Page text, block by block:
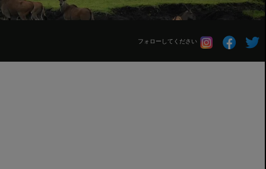
フォローしてください